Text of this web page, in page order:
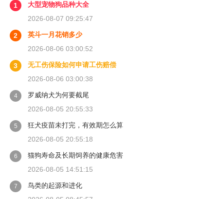
1
大型宠物狗品种大全
2026-08-07 09:25:47
2
英斗一月花销多少
2026-08-06 03:00:52
3
无工伤保险如何申请工伤赔偿
2026-08-06 03:00:38
4
罗威纳犬为何要截尾
2026-08-05 20:55:33
5
狂犬疫苗未打完，有效期怎么算
2026-08-05 20:55:18
6
猫狗寿命及长期饲养的健康危害
2026-08-05 14:51:15
7
鸟类的起源和进化